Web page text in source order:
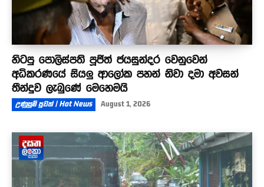
හිටපු පොලිස්පති පූජිත් ජයසුන්දර වෙනුවෙන්
අධිකරණයේ සියලු ආලෝක පහන් නිවා දමා අවසන්
තීන්දුව ලැබුණේ මෙහෙමයි
උණුසුම් පුවත් | Hot News August 1, 2026